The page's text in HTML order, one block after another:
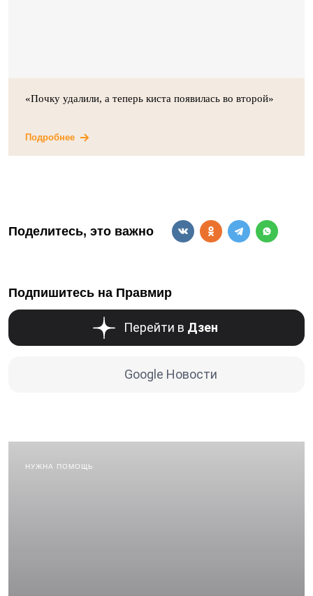
«Почку удалили, а теперь киста появилась во второй»
Подробнее
Поделитесь, это важно
Подпишитесь на Правмир
Перейти в Дзен
Google Новости
НУЖНА ПОМОЩЬ